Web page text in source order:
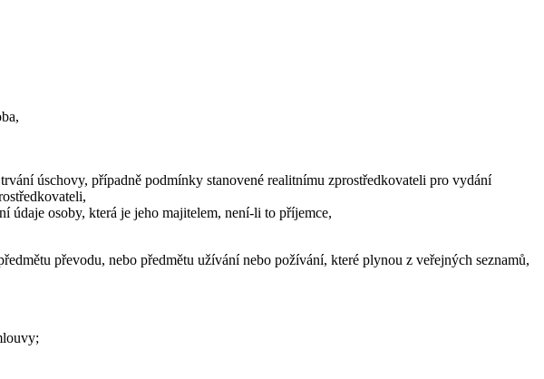
úschovy, případně podmínky stanovené realitnímu zprostředkovateli pro vydání
údaje osoby, která je jeho majitelem, není-li to příjemce,
převodu, nebo předmětu užívání nebo požívání, které plynou z veřejných seznamů,